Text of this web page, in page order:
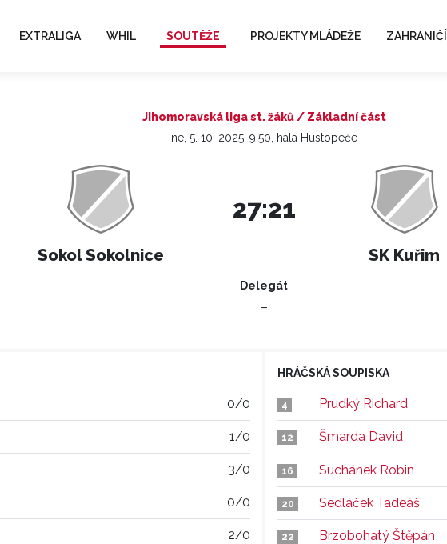
EXTRALIGA WHIL SOUTĚŽE PROJEKTY MLÁDEŽE ZAHRANIČÍ
Jihomoravská liga st. žáků / Základní část
ne, 5. 10. 2025, 9:50, hala Hustopeče
Sokol Sokolnice
27:21
SK Kuřim
Delegát
–
0/0
1/0
3/0
0/0
2/0
HRÁČSKÁ SOUPISKA
4 Prudký Richard
12 Šmarda David
16 Suchánek Robin
20 Sedláček Tadeáš
22 Brzobohatý Štěpán